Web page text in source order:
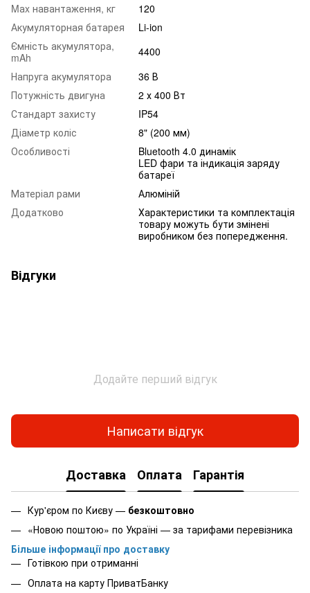
Mаx навантаження, кг
120
Акумуляторная батарея
Li-ion
Ємність акумулятора,
mAh
4400
Напруга акумулятора
36 В
Потужність двигуна
2 х 400 Вт
Стандарт захисту
IP54
Діаметр коліс
8" (200 мм)
Особливості
Bluetooth 4.0 динамік
LED фари та індикація заряду
батареї
Матеріал рами
Алюміній
Додатково
Характеристики та комплектація
товару можуть бути змінені
виробником без попередження.
Відгуки
Додайте перший відгук
Написати відгук
Доставка Оплата Гарантія
Кур'єром по Києву — безкоштовно
«Новою поштою» по Україні — за тарифами перевізника
Більше інформації про доставку
Готівкою при отриманні
Оплата на карту ПриватБанку